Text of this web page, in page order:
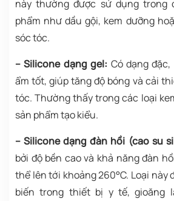
này thường được sử dụng trong
phẩm như dầu gội, kem dưỡng
sóc tóc.
– Silicone dạng gel: Có dạng
ẩm tốt, giúp tăng độ bóng và cải
tóc. Thường thấy trong các loại
sản phẩm tạo kiểu.
– Silicone dạng đàn hồi (cao su
bởi độ bền cao và khả năng đàn
thể lên tới khoảng 260°C. Loại này
biến trong thiết bị y tế, gioăng